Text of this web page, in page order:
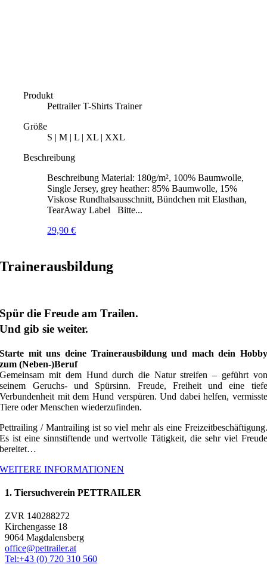
Produkt
Pettrailer T-Shirts Trainer
Größe
S | M | L | XL | XXL
Beschreibung
Beschreibung Material: 180g/m², 100% Baumwolle,
Single Jersey, grey heather: 85% Baumwolle, 15%
Viskose Rundhalsausschnitt, Bündchen mit Elasthan,
TearAway Label Bitte...
29,90€
Trainerausbildung
Spür die Freude am Trailen.
Und gib sie weiter.
Starte mit uns deine Trainerausbildung und mach dein Hobby
zum (Neben-)Beruf
Gemeinsam mit dem Hund durch die Natur streifen – geführt von
seinem Geruchs- und Spürsinn. Freude, Freiheit und eine tiefe
Verbundenheit mit dem Hund verspüren. Und dabei helfen, vermisste
Tiere oder Menschen wiederzufinden.
Pettrailing / Mantrailing ist so viel mehr als eine Freizeitbeschäftigung.
Es ist eine sinnstiftende und wertvolle Tätigkeit, die sehr viel Freude
bereitet…
WEITERE INFORMATIONEN
1. Tiersuchverein PETTRAILER
ZVR 140288272
Kirchengasse 18
9064 Magdalensberg
office@pettrailer.at
Tel:+43 (0) 720 310 560